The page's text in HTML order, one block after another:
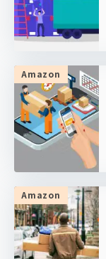
Amazon
Amazon